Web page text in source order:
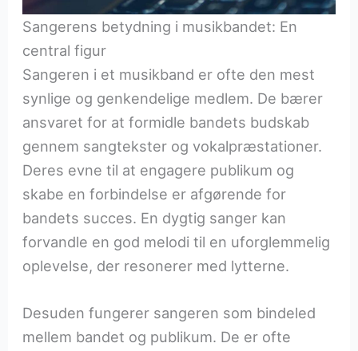
Sangerens betydning i musikbandet: En
central figur
Sangeren i et musikband er ofte den mest
synlige og genkendelige medlem. De bærer
ansvaret for at formidle bandets budskab
gennem sangtekster og vokalpræstationer.
Deres evne til at engagere publikum og
skabe en forbindelse er afgørende for
bandets succes. En dygtig sanger kan
forvandle en god melodi til en uforglemmelig
oplevelse, der resonerer med lytterne.
Desuden fungerer sangeren som bindeled
mellem bandet og publikum. De er ofte